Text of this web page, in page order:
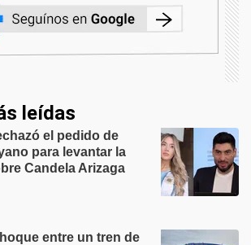
leídas
el pedido de
para levantar la
Candela Arizaga
entre un tren de